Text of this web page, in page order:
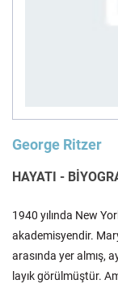
İnsan ve
Klasik
George Ritzer
HAYATI -
1940 yılında New
akademisyendir.
arasında yer almış,
layık görülmüştür.